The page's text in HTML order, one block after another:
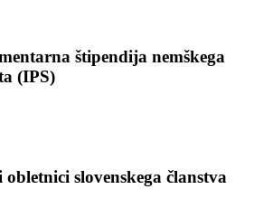
štipendija nemškega
(IPS)
slovenskega članstva